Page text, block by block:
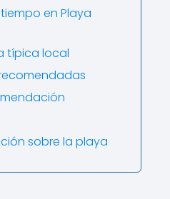
en Playa
típica local
sobre la playa